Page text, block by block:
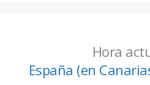
Hora
España (en